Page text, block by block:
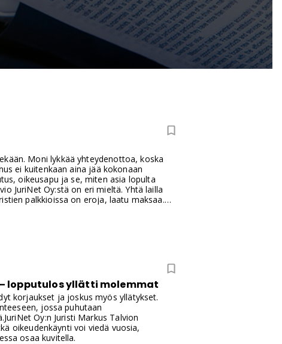
Moni lykkää yhteydenottoa, koska
ei kuitenkaan aina jää kokonaan
oikeusapu ja se, miten asia lopulta
JuriNet Oy:stä on eri mieltä. Yhtä lailla
palkkioissa on eroja, laatu maksaa.
lopputulos yllätti molemmat
korjaukset ja joskus myös yllätykset.
jossa puhutaan
Oy:n Juristi Markus Talvion
oikeudenkäynti voi viedä vuosia,
osaa kuvitella.